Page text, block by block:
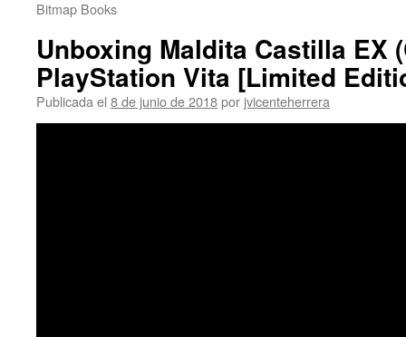
Bitmap Books
Unboxing Maldita Castilla EX
PlayStation Vita [Limited
Publicada el 8 de junio de 2018por jvicenteherrera